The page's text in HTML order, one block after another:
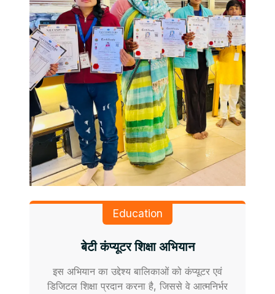
Education
बेटी कंप्यूटर शिक्षा अभियान
इस अभियान का उद्देश्य बालिकाओं को कंप्यूटर एवं
डिजिटल शिक्षा प्रदान करना है, जिससे वे आत्मनिर्भर